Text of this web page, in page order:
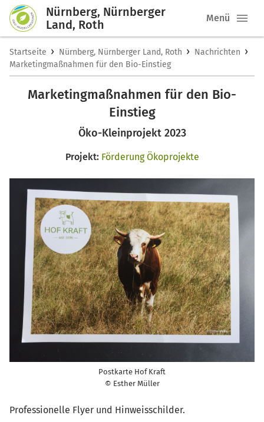
Nürnberg, Nürnberger
Land, Roth
Menü
Startseite › Nürnberg, Nürnberger Land, Roth › Nachrichten ›
Marketingmaßnahmen für den Bio-Einstieg
Marketingmaßnahmen für den Bio-
Einstieg
Öko-Kleinprojekt 2023
Projekt: Förderung Ökoprojekte
Postkarte Hof Kraft
© Esther Müller
Professionelle Flyer und Hinweisschilder.